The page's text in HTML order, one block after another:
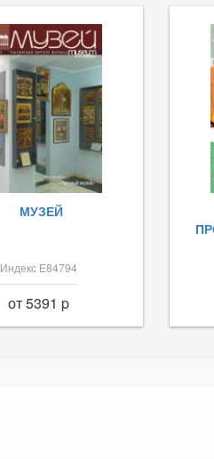
МУЗЕЙ
Индекс Е84794
от 5391 p